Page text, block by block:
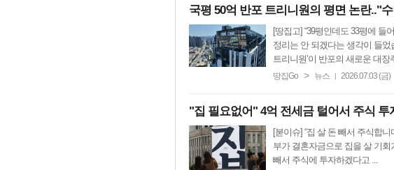
국평 50억 반포 트리니원의 평면 논란.."
[땅집고] “39평인데도 33평에
정리는 안 되겠다는 생각이 들었
트리니원’이 반포의 새로운 대장
땅집Go > 뉴스 | 2026.07.03 (금)
"집 필요없어" 4억 전세금 털어서 주식 투
[붇이슈] “집 살 돈 빼서 주식합
부가 결혼자금으로 집을 살 기
빼서 주식에 투자하겠다고 ...